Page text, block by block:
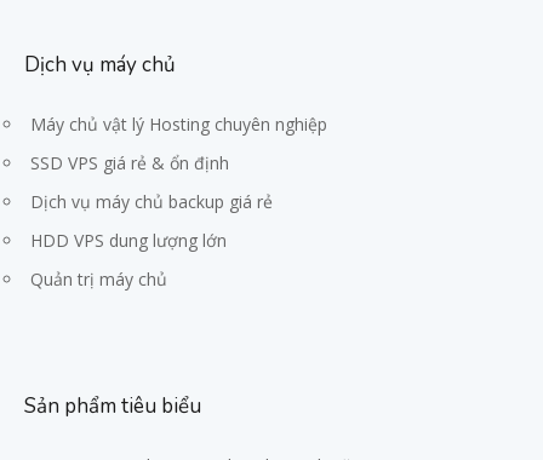
Dịch vụ máy chủ
Máy chủ vật lý Hosting chuyên nghiệp
SSD VPS giá rẻ & ổn định
Dịch vụ máy chủ backup giá rẻ
HDD VPS dung lượng lớn
Quản trị máy chủ
Sản phẩm tiêu biểu